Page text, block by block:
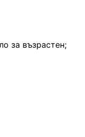
за възрастен;